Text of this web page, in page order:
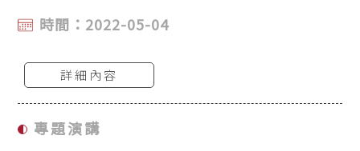
時間：2022-05-04
詳細內容
專題演講